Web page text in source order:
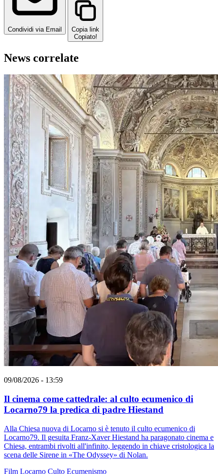
Condividi via Email
Copia link
Copiato!
News correlate
09/08/2026 - 13:59
Il cinema come cattedrale: al culto ecumenico di
Locarno79 la predica di padre Hiestand
Alla Chiesa nuova di Locarno si è tenuto il culto ecumenico di
Locarno79. Il gesuita Franz-Xaver Hiestand ha paragonato cinema e
Chiesa, entrambi rivolti all'infinito, leggendo in chiave cristologica la
scena delle Sirene in «The Odyssey» di Nolan.
Film Locarno Culto Ecumenismo